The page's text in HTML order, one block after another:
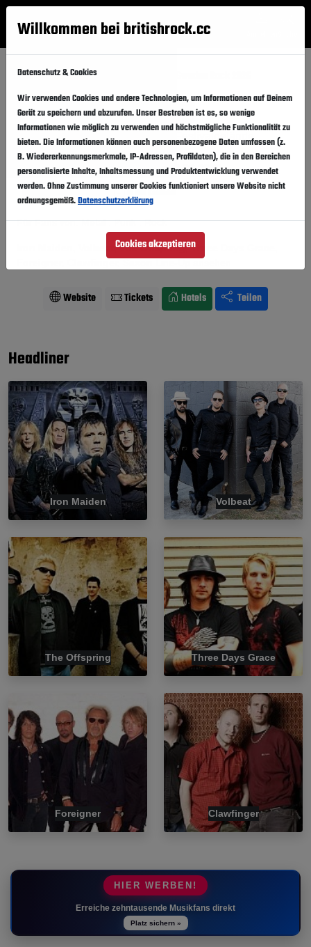
Menü
Startseite Festivals
Sweden Rock 2026 Folgen
Schweden, Sölvesborg, Festivalgelände
Mittwoch,03.06.2026-Samstag,06.06.2026
Vergangener Event
Für Fans von: Metal . Punk . Rock
Iron Maiden, Volbeat, The Offspring, Three Days Grace,
Website Tickets Hotels Teilen
Headliner
Iron Maiden Volbeat
The Offspring Three Days Grace
Foreigner Clawfinger
HIER WERBEN!
Erreiche zehntausende Musikfans direkt
Platz sichern »
Willkommen bei britishrock.cc
Datenschutz & Cookies
Wir verwenden Cookies und andere Technologien, um Informationen auf Deinem
Gerät zu speichern und abzurufen. Unser Bestreben ist es, so wenige
Informationen wie möglich zu verwenden und höchstmögliche Funktionalität zu
bieten. Die Informationen können auch personenbezogene Daten umfassen (z.
B. Wiedererkennungsmerkmale, IP-Adressen, Profildaten), die in den Bereichen
personalisierte Inhalte, Inhaltsmessung und Produktentwicklung verwendet
werden. Ohne Zustimmung unserer Cookies funktioniert unsere Website nicht
ordnungsgemäß.Datenschutzerklärung
Cookies akzeptieren